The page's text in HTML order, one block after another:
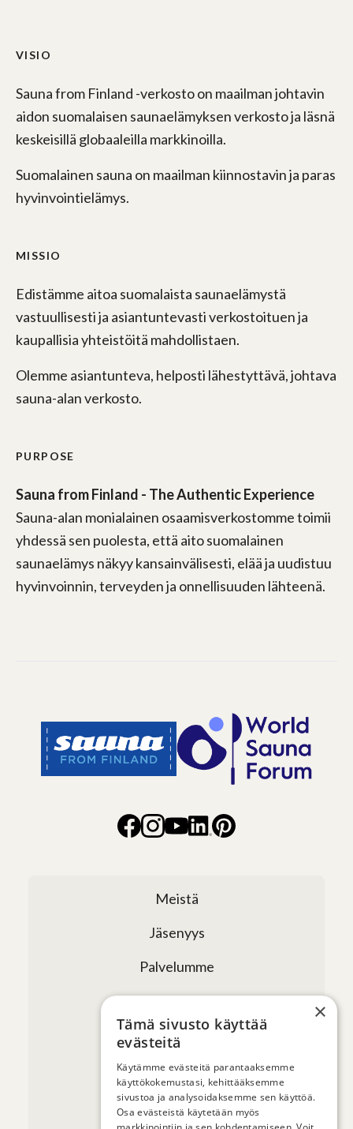
VISIO
Sauna from Finland -verkosto on maailman johtavin
aidon suomalaisen saunaelämyksen verkosto ja läsnä
keskeisillä globaaleilla markkinoilla.
Suomalainen sauna on maailman kiinnostavin ja paras
hyvinvointielämys.
MISSIO
Edistämme aitoa suomalaista saunaelämystä
vastuullisesti ja asiantuntevasti verkostoituen ja
kaupallisia yhteistöitä mahdollistaen.
Olemme asiantunteva, helposti lähestyttävä, johtava
sauna-alan verkosto.
PURPOSE
Sauna from Finland - The Authentic Experience
Sauna-alan monialainen osaamisverkostomme toimii
yhdessä sen puolesta, että aito suomalainen
saunaelämys näkyy kansainvälisesti, elää ja uudistuu
hyvinvoinnin, terveyden ja onnellisuuden lähteenä.
Meistä
Jäsenyys
Palvelumme
Verkostomme
Tapahtumat
Uutiset ja artikkelit
Yhteystiedot
×
Tämä sivusto käyttää
evästeitä
Käytämme evästeitä parantaaksemme
käyttökokemustasi, kehittääksemme
sivustoa ja analysoidaksemme sen käyttöä.
Osa evästeistä käytetään myös